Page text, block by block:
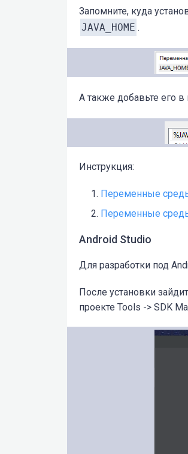
Запомните, куда
JAVA_HOME .
А также добавьте его
Инструкция:
Переменные
Переменные
Android Studio
Для разработки под
После установки
проекте Tools -> SDK